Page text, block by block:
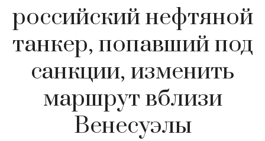
российский нефтяной
танкер, попавший под
санкции, изменить
маршрут вблизи
Венесуэлы